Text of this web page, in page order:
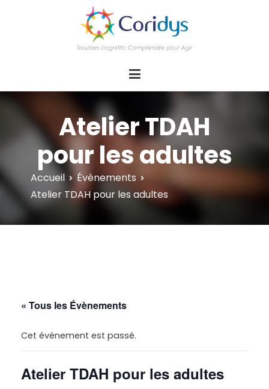
d'actions Information Accompagnement
Innovation/E­xpertise Formations autour des
troubles cognitifs dys ou acquis
Atelier TDAH
pour les adultes
Accueil
Évènements
Atelier TDAH pour les adultes
« Tous les Évènements
Cet évènement est passé.
Atelier TDAH pour les adultes